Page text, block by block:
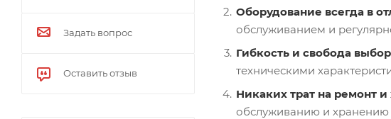
Оборудование всегда в
обслуживанием и
Гибкость и свобода
техническими
Никаких трат на ремонт
обслуживанию и хранению
Задать вопрос
Оставить отзыв